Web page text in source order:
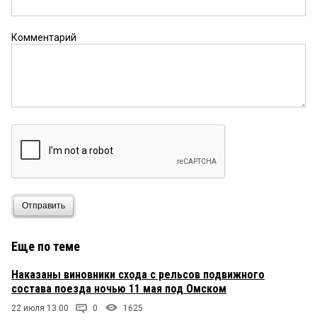
Комментарий
Отправить
Еще по теме
Наказаны виновники схода с рельсов подвижного
состава поезда ночью 11 мая под Омском
22 июля 13:00 0 1625